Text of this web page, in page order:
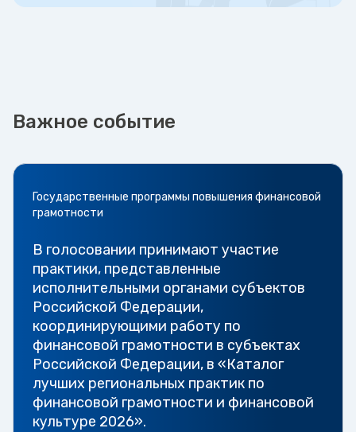
Важное событие
Государственные программы повышения финансовой
грамотности
В голосовании принимают участие
практики, представленные
исполнительными органами субъектов
Российской Федерации,
координирующими работу по
финансовой грамотности в субъектах
Российской Федерации, в «Каталог
лучших региональных практик по
финансовой грамотности и финансовой
культуре 2026».